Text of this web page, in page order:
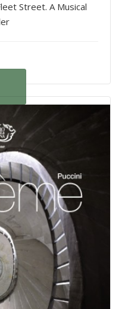
Street. A Musical